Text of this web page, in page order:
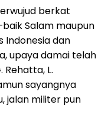
berkat
Salam maupun
Indonesia dan
upaya damai telah
Rehatta, L.
sayangnya
jalan militer pun